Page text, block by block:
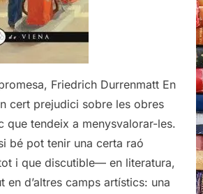
Friedrich Durrenmatt En
cert prejudici sobre les obres
que tendeix a menysvalorar-les.
bé pot tenir una certa raó
i que discutible— en literatura,
en d’altres camps artístics: una